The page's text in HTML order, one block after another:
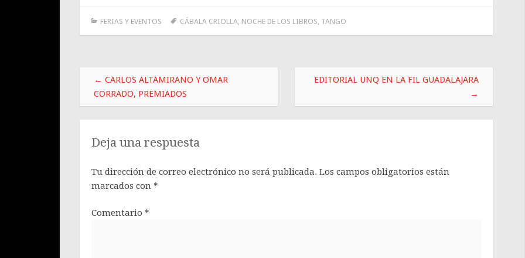
FERIAS Y EVENTOS CÁBALA CRIOLLA, NOCHE DE LOS LIBROS, TANGO
Post
navigation
← CARLOS ALTAMIRANO Y OMAR
CORRADO, PREMIADOS
EDITORIAL UNQ EN LA FIL GUADALAJARA
→
Deja una respuesta
Tu dirección de correo electrónico no será publicada. Los campos obligatorios están
marcados con *
Comentario *